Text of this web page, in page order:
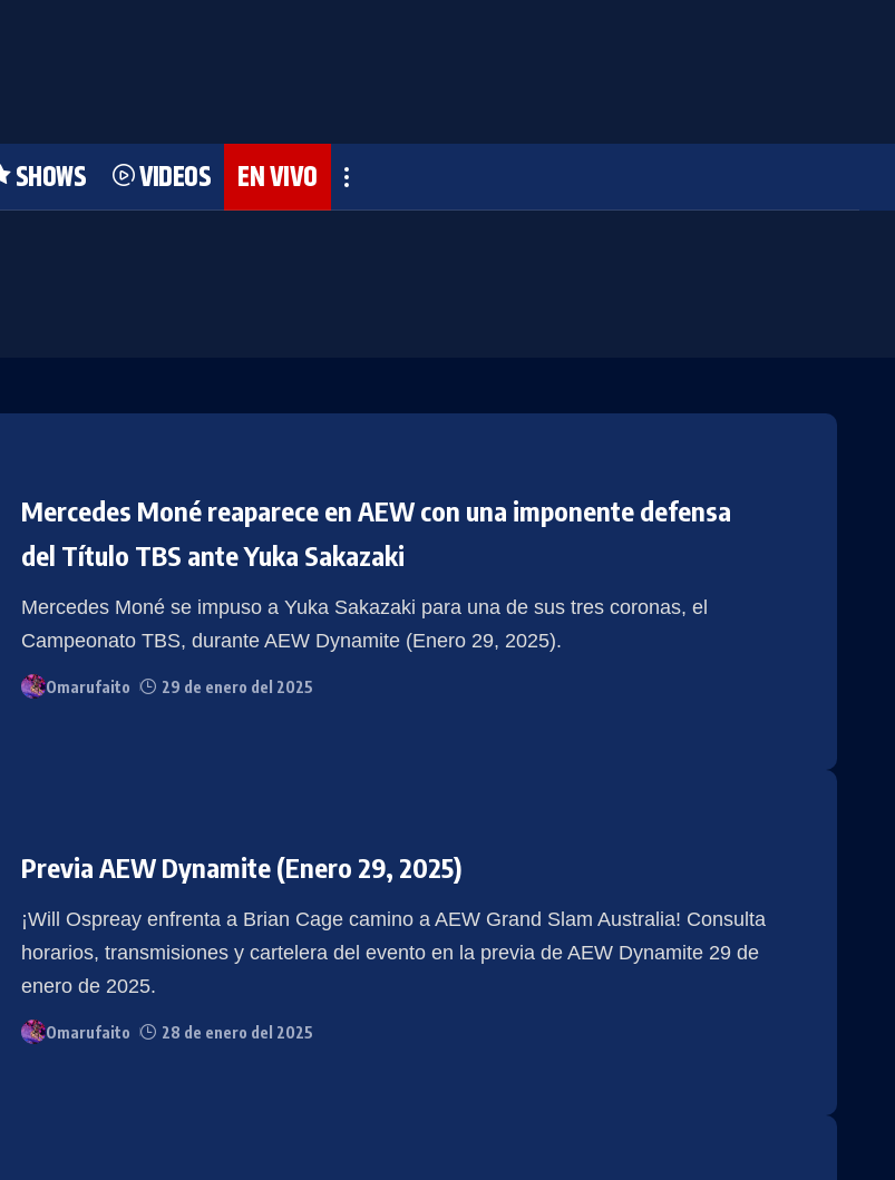
SHOWS VIDEOS EN VIVO
Mercedes Moné reaparece en AEW con una imponente defensa
del Título TBS ante Yuka Sakazaki
Mercedes Moné se impuso a Yuka Sakazaki para una de sus tres coronas, el
Campeonato TBS, durante AEW Dynamite (Enero 29, 2025).
Omarufaito 29 de enero del 2025
Previa AEW Dynamite (Enero 29, 2025)
¡Will Ospreay enfrenta a Brian Cage camino a AEW Grand Slam Australia! Consulta
horarios, transmisiones y cartelera del evento en la previa de AEW Dynamite 29 de
enero de 2025.
Omarufaito 28 de enero del 2025